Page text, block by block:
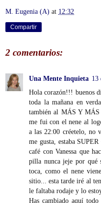
M. Eugenia (A) at 12:32
Compartir
2 comentarios:
Una Mente Inquieta 13
Hola corazón!!! buenos
toda la mañana en
también al MÁS Y MÁS
me fui con el nene al
a las 22:00 créetelo, no
me gusta, estaba
café con Vanessa que
pilla nunca jeje por
toca, como el nene
sitio... esta tarde iré al
le faltaba rodaje y lo
Has cambiado aquí